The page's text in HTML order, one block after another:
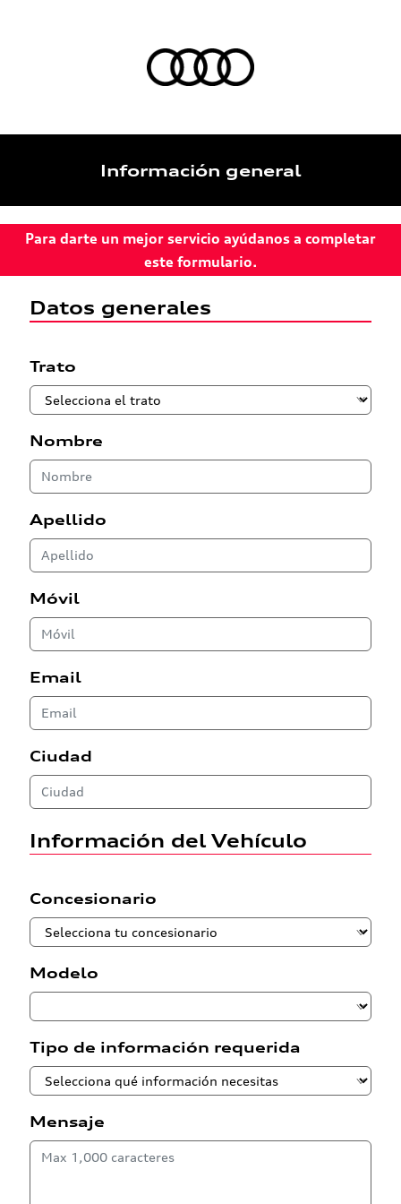
Información general
Para darte un mejor servicio ayúdanos a completar
este formulario.
Datos generales
Trato
Nombre
Apellido
Móvil
Email
Ciudad
Información del Vehículo
Concesionario
Modelo
Tipo de información requerida
Mensaje